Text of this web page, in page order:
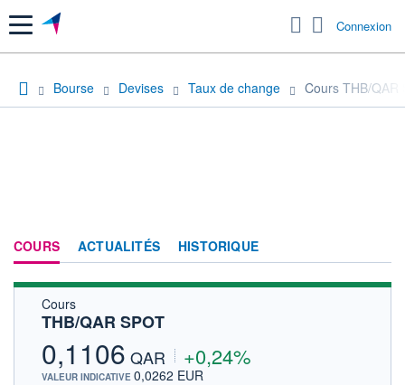
Menu Connexion
Bourse Devises Taux de change Cours THB/QAR
COURS ACTUALITÉS HISTORIQUE
Cours
THB/QAR SPOT
0,1106 QAR +0,24%
VALEUR INDICATIVE 0,0262 EUR